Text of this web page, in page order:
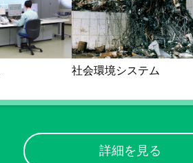
社会環境システム
詳細を見る